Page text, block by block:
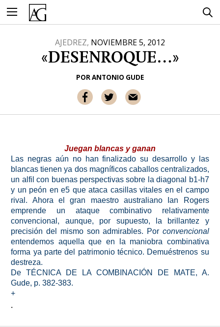
contenido
AJEDREZ, NOVIEMBRE 5, 2012
«DESENROQUE…»
PORANTONIO GUDE
Juegan blancas y ganan
Las negras aún no han finalizado su desarrollo y las
blancas tienen ya dos magníficos caballos centralizados,
un alfil con buenas perspectivas sobre la diagonal b1-h7
y un peón ene5 que ataca casillas vitales en el campo
rival. Ahora el gran maestro australiano Ian Rogers
emprende un ataque combinativo relativamente
convencional, aunque, por supuesto, la brillantez y
precisión del mismo son admirables. Por convencional
entendemos aquella que en la maniobra combinativa
forma ya parte del patrimonio técnico. Demuéstrenos su
destreza.
De TÉCNICA DE LA COMBINACIÓN DE MATE, A.
Gude, p. 382-383.
+
.